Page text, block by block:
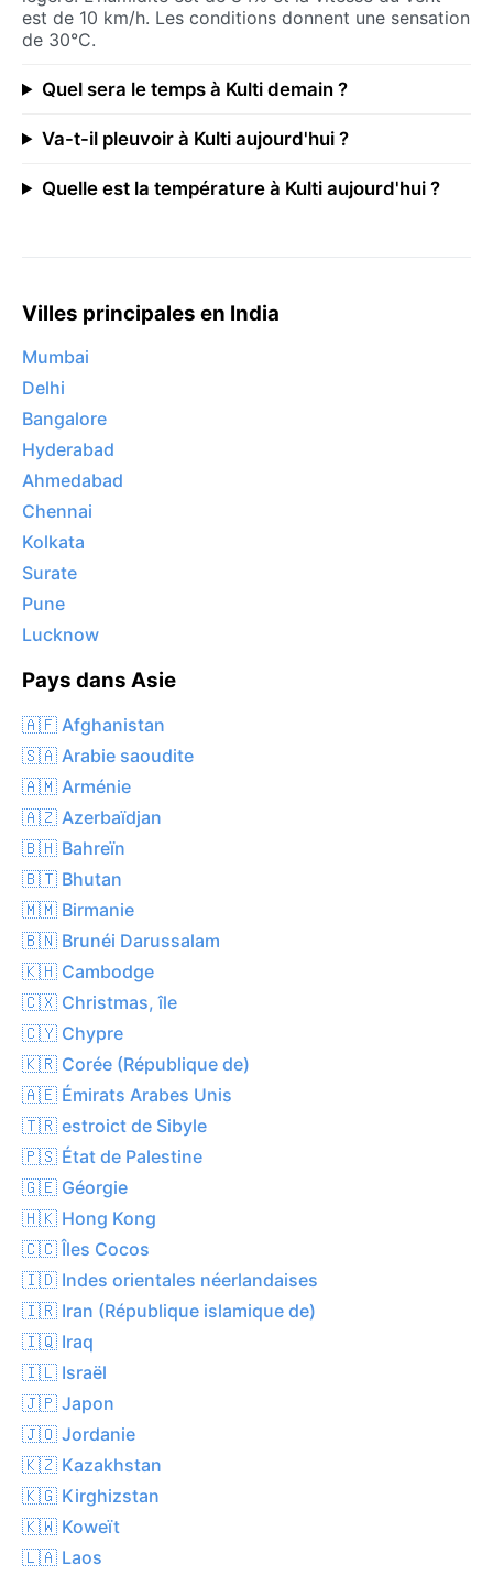
est de 10 km/h. Les conditions donnent une sensation
de 30°C.
Quel sera le temps à Kulti demain ?
Va-t-il pleuvoir à Kulti aujourd'hui ?
Quelle est la température à Kulti aujourd'hui ?
Villes principales en India
Mumbai
Delhi
Bangalore
Hyderabad
Ahmedabad
Chennai
Kolkata
Surate
Pune
Lucknow
Pays dans Asie
🇦🇫 Afghanistan
🇸🇦 Arabie saoudite
🇦🇲 Arménie
🇦🇿 Azerbaïdjan
🇧🇭 Bahreïn
🇧🇹 Bhutan
🇲🇲 Birmanie
🇧🇳 Brunéi Darussalam
🇰🇭 Cambodge
🇨🇽 Christmas, île
🇨🇾 Chypre
🇰🇷 Corée (République de)
🇦🇪 Émirats Arabes Unis
🇹🇷 estroict de Sibyle
🇵🇸 État de Palestine
🇬🇪 Géorgie
🇭🇰 Hong Kong
🇨🇨 Îles Cocos
🇮🇩 Indes orientales néerlandaises
🇮🇷 Iran (République islamique de)
🇮🇶 Iraq
🇮🇱 Israël
🇯🇵 Japon
🇯🇴 Jordanie
🇰🇿 Kazakhstan
🇰🇬 Kirghizstan
🇰🇼 Koweït
🇱🇦 Laos